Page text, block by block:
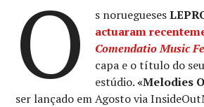
O s noruegueses
actuaram
Comendatio Music
capa e o título do
estúdio.«Melodies
ser lançado em Agosto via